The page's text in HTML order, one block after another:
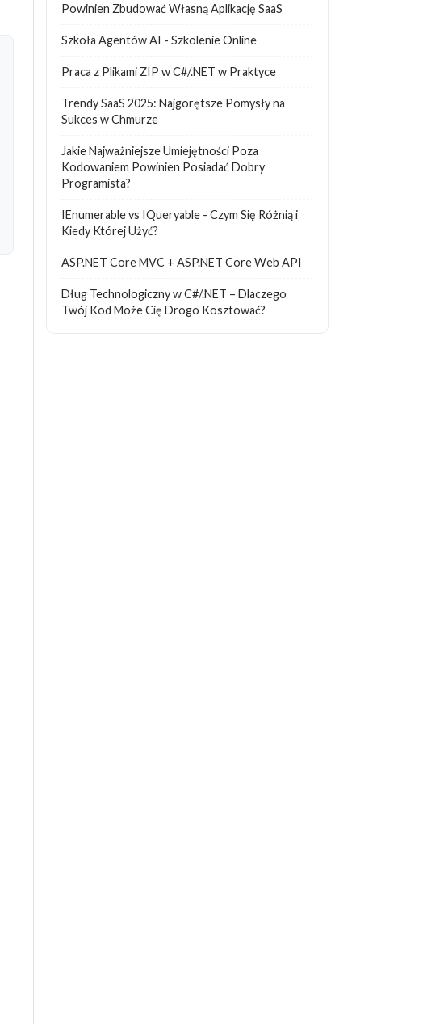
Powinien Zbudować Własną Aplikację SaaS
Szkoła Agentów AI - Szkolenie Online
Praca z Plikami ZIP w C#/.NET w Praktyce
Trendy SaaS 2025: Najgorętsze Pomysły na
Sukces w Chmurze
Jakie Najważniejsze Umiejętności Poza
Kodowaniem Powinien Posiadać Dobry
Programista?
IEnumerable vs IQueryable - Czym Się Różnią i
Kiedy Której Użyć?
ASP.NET Core MVC + ASP.NET Core Web API
Dług Technologiczny w C#/.NET – Dlaczego
Twój Kod Może Cię Drogo Kosztować?